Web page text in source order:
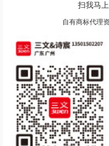
扫我马
自有商标代理